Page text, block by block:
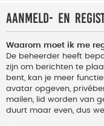
Aanmeld- en
Waarom moet ik me
De beheerder heeft
zijn om berichten te
bent, kan je meer
avatar opgeven,
mailen, lid worden van
duurt maar even, dus